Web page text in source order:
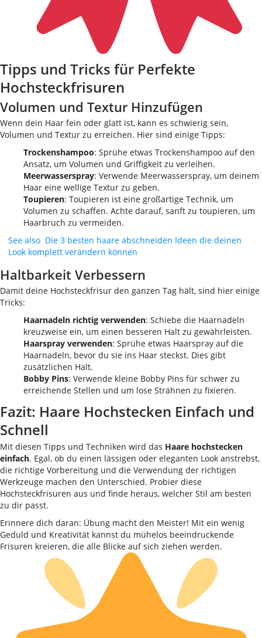
Tipps und Tricks für Perfekte
Hochsteckfrisuren
Volumen und Textur Hinzufügen
Wenn dein Haar fein oder glatt ist, kann es schwierig sein,
Volumen und Textur zu erreichen. Hier sind einige Tipps:
Trockenshampoo: Sprühe etwas Trockenshampoo auf den
Ansatz, um Volumen und Griffigkeit zu verleihen.
Meerwasserspray: Verwende Meerwasserspray, um deinem
Haar eine wellige Textur zu geben.
Toupieren: Toupieren ist eine großartige Technik, um
Volumen zu schaffen. Achte darauf, sanft zu toupieren, um
Haarbruch zu vermeiden.
See also Die 3 besten haare abschneiden Ideen die deinen
Look komplett verändern können
Haltbarkeit Verbessern
Damit deine Hochsteckfrisur den ganzen Tag hält, sind hier einige
Tricks:
Haarnadeln richtig verwenden: Schiebe die Haarnadeln
kreuzweise ein, um einen besseren Halt zu gewährleisten.
Haarspray verwenden: Sprühe etwas Haarspray auf die
Haarnadeln, bevor du sie ins Haar steckst. Dies gibt
zusätzlichen Halt.
Bobby Pins: Verwende kleine Bobby Pins für schwer zu
erreichende Stellen und um lose Strähnen zu fixieren.
Fazit: Haare Hochstecken Einfach und
Schnell
Mit diesen Tipps und Techniken wird das Haare hochstecken
einfach. Egal, ob du einen lässigen oder eleganten Look anstrebst,
die richtige Vorbereitung und die Verwendung der richtigen
Werkzeuge machen den Unterschied. Probier diese
Hochsteckfrisuren aus und finde heraus, welcher Stil am besten
zu dir passt.
Erinnere dich daran: Übung macht den Meister! Mit ein wenig
Geduld und Kreativität kannst du mühelos beeindruckende
Frisuren kreieren, die alle Blicke auf sich ziehen werden.